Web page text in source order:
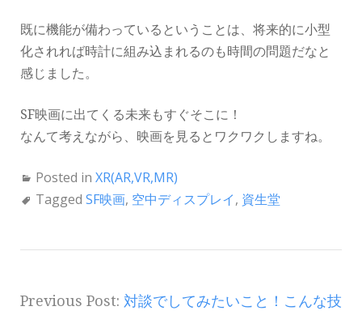
既に機能が備わっているということは、将来的に小型
化されれば時計に組み込まれるのも時間の問題だなと
感じました。
SF映画に出てくる未来もすぐそこに！
なんて考えながら、映画を見るとワクワクしますね。
Posted in XR(AR,VR,MR)
Tagged SF映画, 空中ディスプレイ, 資生堂
Previous Post: 対談でしてみたいこと！こんな技